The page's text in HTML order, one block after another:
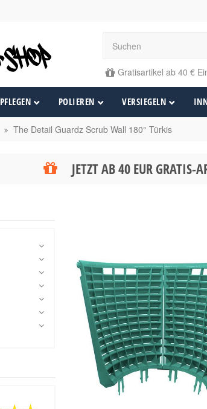
Gratisartikel ab 40 €
PFLEGEN POLIEREN VERSIEGELN
The Detail Guardz Scrub Wall 180° Türkis
JETZT AB 40 EUR GRATIS-